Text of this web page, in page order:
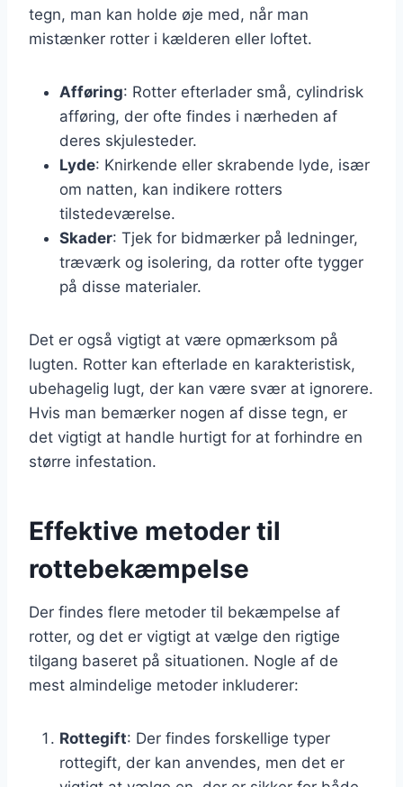
tegn, man kan holde øje med, når man
mistænker rotter i kælderen eller loftet.
Afføring: Rotter efterlader små, cylindrisk
afføring, der ofte findes i nærheden af
deres skjulesteder.
Lyde: Knirkende eller skrabende lyde, især
om natten, kan indikere rotters
tilstedeværelse.
Skader: Tjek for bidmærker på ledninger,
træværk og isolering, da rotter ofte tygger
på disse materialer.
Det er også vigtigt at være opmærksom på
lugten. Rotter kan efterlade en karakteristisk,
ubehagelig lugt, der kan være svær at ignorere.
Hvis man bemærker nogen af disse tegn, er
det vigtigt at handle hurtigt for at forhindre en
større infestation.
Effektive metoder til
rottebekæmpelse
Der findes flere metoder til bekæmpelse af
rotter, og det er vigtigt at vælge den rigtige
tilgang baseret på situationen. Nogle af de
mest almindelige metoder inkluderer:
Rottegift: Der findes forskellige typer
rottegift, der kan anvendes, men det er